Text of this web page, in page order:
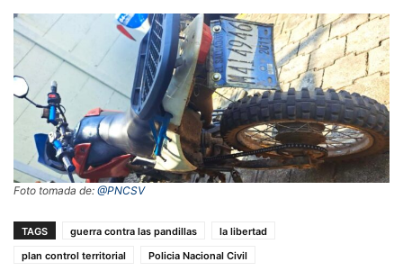
Foto tomada de: @PNCSV
TAGS guerra contra las pandillas
la libertad
plan control territorial
Policia Nacional Civil